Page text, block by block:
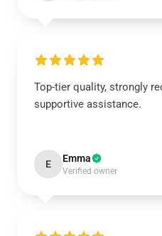
Top-tier quality, strongly
supportive assistance.
E Emma
Verified owner